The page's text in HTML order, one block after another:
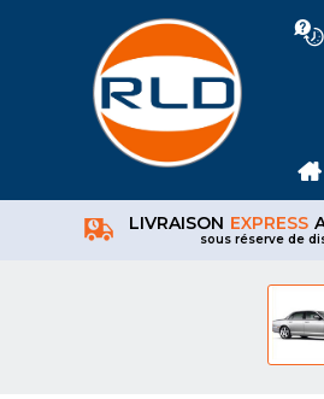
LIVRAISON EXPRESS
sous réserve de